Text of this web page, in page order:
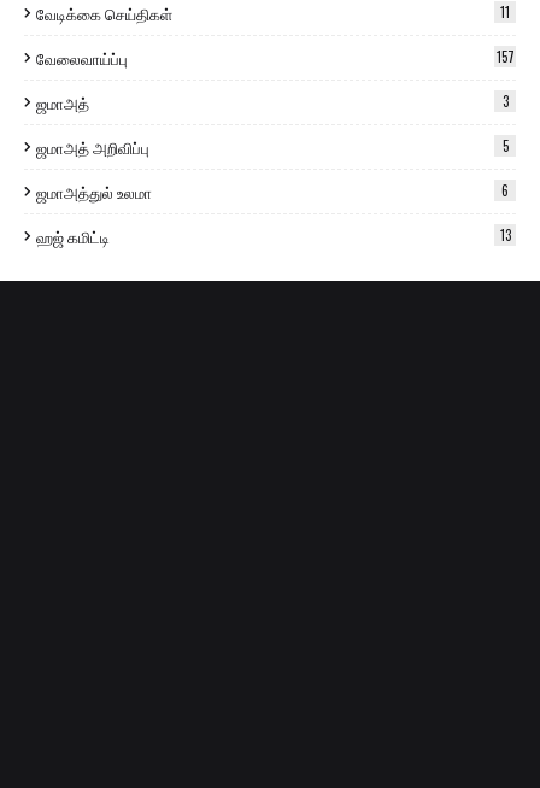
வேடிக்கை செய்திகள் 11
வேலைவாய்ப்பு 157
ஜமாஅத் 3
ஜமாஅத் அறிவிப்பு 5
ஜமாஅத்துல் உலமா 6
ஹஜ் கமிட்டி 13